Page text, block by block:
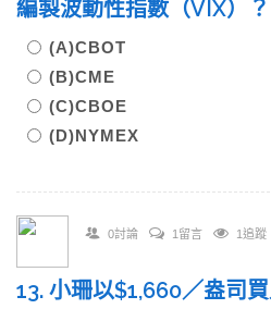
編製波動性指數（VIX）
(A)CBOT
(B)CME
(C)CBOE
(D)NYMEX
0討論 1留言 1追蹤
13. 小珊以$1,660／盎司